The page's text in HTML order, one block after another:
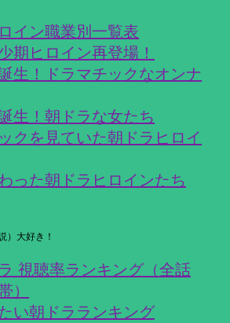
イン職業別一覧表
期ヒロイン再登場！
生！ドラマチックなオンナ
生！朝ドラな女たち
クを見ていた朝ドラヒロイ
った朝ドラヒロインたち
）大好き！
視聴率ランキング（全話
）
い朝ドラランキング